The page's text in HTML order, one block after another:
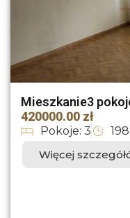
Mieszkanie3
420000.00 zł
Pokoje: 3
Więcej